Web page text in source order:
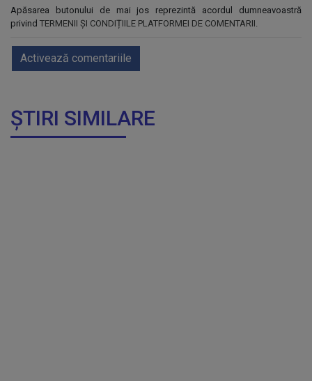
Apăsarea butonului de mai jos reprezintă acordul dumneavoastră
privind TERMENII ȘI CONDIȚIILE PLATFORMEI DE COMENTARII.
Activează comentariile
ȘTIRI SIMILARE